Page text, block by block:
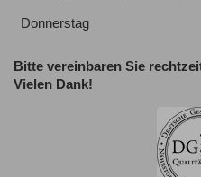
Donnerstag
Bitte vereinbaren Sie
Vielen Dank!